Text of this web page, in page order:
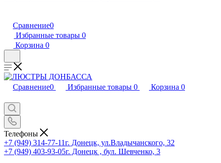
Сравнение0
Избранные товары 0
Корзина 0
Сравнение0 Избранные товары 0 Корзина 0
Телефоны
+7 (949) 314-77-11г. Донецк, ул.Владычанского, 32
+7 (949) 403-93-05г. Донецк , бул. Шевченко, 3